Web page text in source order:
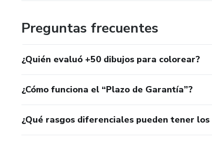
Preguntas frecuentes
¿Quién evaluó +50 dibujos para colorear?
¿Cómo funciona el “Plazo de Garantía”?
¿Qué rasgos diferenciales pueden tener